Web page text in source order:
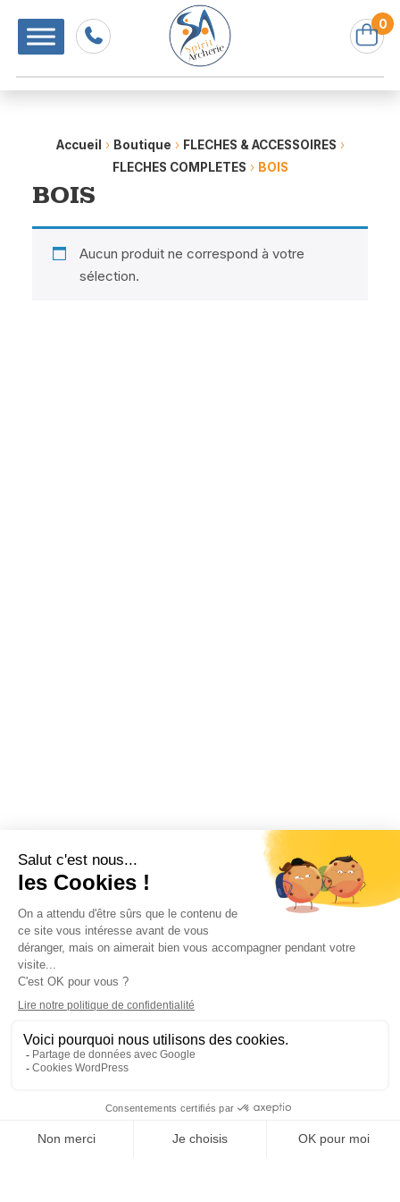
Accueil › Boutique › FLECHES & ACCESSOIRES ›
FLECHES COMPLETES › BOIS
BOIS
Aucun produit ne correspond à votre
sélection.
COORDONNÉES
0